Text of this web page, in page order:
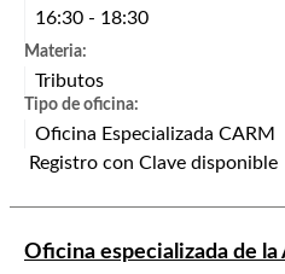
16:30 - 18:30
Materia:
Tributos
Tipo de oficina:
Oficina Especializada CARM
Registro con Clave disponible
Oficina especializada de la